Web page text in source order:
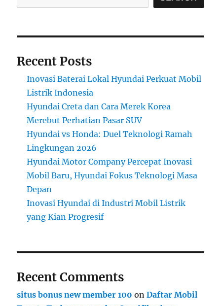
Recent Posts
Inovasi Baterai Lokal Hyundai Perkuat Mobil
Listrik Indonesia
Hyundai Creta dan Cara Merek Korea
Merebut Perhatian Pasar SUV
Hyundai vs Honda: Duel Teknologi Ramah
Lingkungan 2026
Hyundai Motor Company Percepat Inovasi
Mobil Baru, Hyundai Fokus Teknologi Masa
Depan
Inovasi Hyundai di Industri Mobil Listrik
yang Kian Progresif
Recent Comments
situs bonus new member 100 onDaftar Mobil